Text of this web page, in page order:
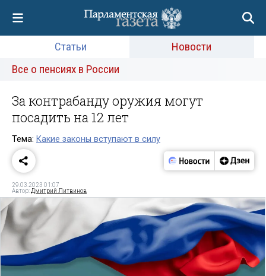
Статьи
Новости
Все о пенсиях в России
За контрабанду оружия могут
посадить на 12 лет
Тема: Какие законы вступают в силу
29.03.2023 01:07
Автор: Дмитрий Литвинов